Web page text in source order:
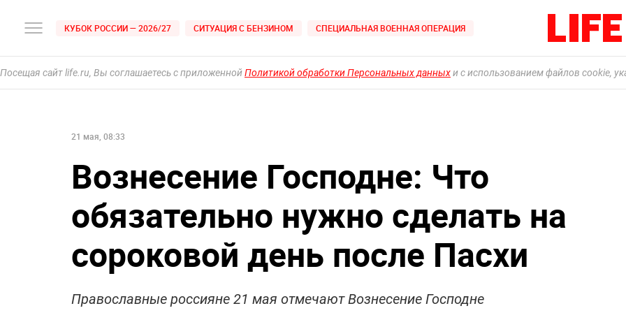
КУБОК РОССИИ — 2026/27 СИТУАЦИЯ С БЕНЗИНОМ СПЕЦИАЛЬНАЯ ВОЕННАЯ ОПЕРАЦИЯ
Посещая сайт life.ru, Вы соглашаетесь с приложеннойПолитикой обработки Персональных данныхи с использованием файлов cookie,
21 мая, 08:33
Вознесение Господне: Что
обязательно нужно сделать на
сороковой день после Пасхи
Православные россияне 21 мая отмечают Вознесение Господне